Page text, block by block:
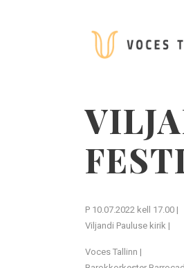
P 10.07.2022 kell 17.00 |
Viljandi Pauluse kirik |
Voces Tallinn |